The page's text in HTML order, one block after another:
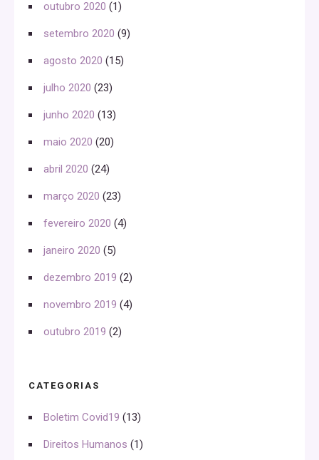
outubro 2020 (1)
setembro 2020 (9)
agosto 2020 (15)
julho 2020 (23)
junho 2020 (13)
maio 2020 (20)
abril 2020 (24)
março 2020 (23)
fevereiro 2020 (4)
janeiro 2020 (5)
dezembro 2019 (2)
novembro 2019 (4)
outubro 2019 (2)
CATEGORIAS
Boletim Covid19 (13)
Direitos Humanos (1)